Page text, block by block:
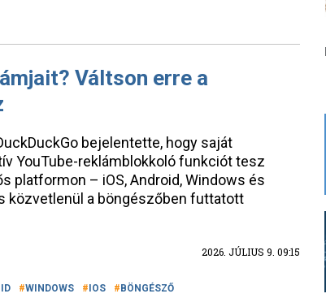
Váltson erre a
bejelentette, hogy saját
YouTube-reklámblokkoló funkciót tesz
platformon – iOS, Android, Windows és
közvetlenül a böngészőben futtatott
2026. JÚLIUS 9. 09:15
WINDOWS IOS BÖNGÉSZŐ